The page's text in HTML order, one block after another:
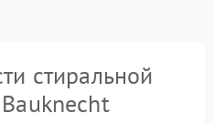
стиральной